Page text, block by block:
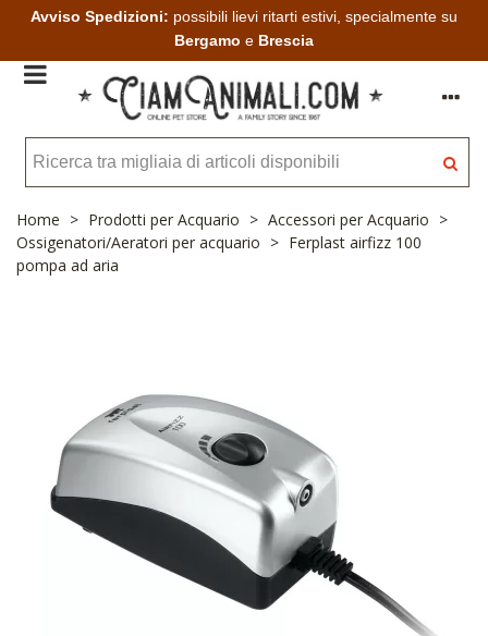
Avviso Spedizioni: possibili lievi ritarti estivi, specialmente su
Bergamo e Brescia
Home > Prodotti per Acquario > Accessori per Acquario >
Ossigenatori/Aeratori per acquario > Ferplast airfizz 100
pompa ad aria